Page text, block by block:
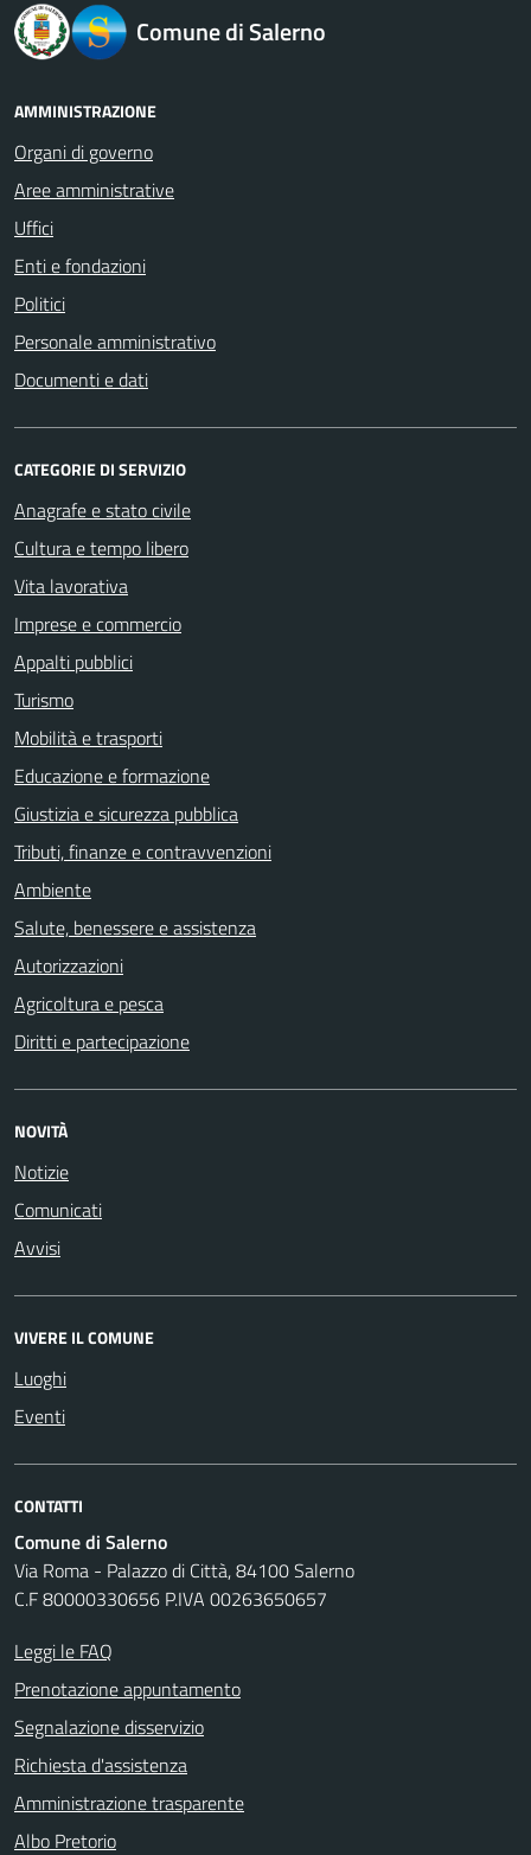
Comune di Salerno
AMMINISTRAZIONE
Organi di governo
Aree amministrative
Uffici
Enti e fondazioni
Politici
Personale amministrativo
Documenti e dati
CATEGORIE DI SERVIZIO
Anagrafe e stato civile
Cultura e tempo libero
Vita lavorativa
Imprese e commercio
Appalti pubblici
Turismo
Mobilità e trasporti
Educazione e formazione
Giustizia e sicurezza pubblica
Tributi, finanze e contravvenzioni
Ambiente
Salute, benessere e assistenza
Autorizzazioni
Agricoltura e pesca
Diritti e partecipazione
NOVITÀ
Notizie
Comunicati
Avvisi
VIVERE IL COMUNE
Luoghi
Eventi
CONTATTI
Comune di Salerno
Via Roma - Palazzo di Città, 84100 Salerno
C.F 80000330656 P.IVA 00263650657
Leggi le FAQ
Prenotazione appuntamento
Segnalazione disservizio
Richiesta d'assistenza
Amministrazione trasparente
Albo Pretorio